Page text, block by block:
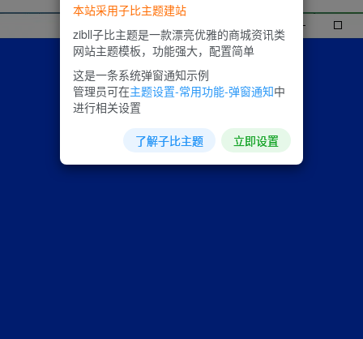
本站采用子比主题建站
zibll子比主题是一款漂亮优雅的商城资讯类
网站主题模板，功能强大，配置简单
这是一条系统弹窗通知示例
管理员可在主题设置-常用功能-弹窗通知中
进行相关设置
了解子比主题 立即设置